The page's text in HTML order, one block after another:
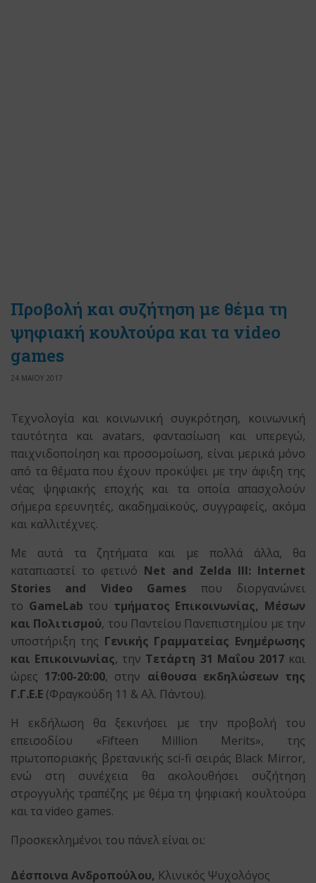
Προβολή και συζήτηση με θέμα τη
ψηφιακή κουλτούρα και τα video
games
24 ΜΑΪΟΥ 2017
Τεχνολογία και κοινωνική συγκρότηση, κοινωνική
ταυτότητα και avatars, φαντασίωση και υπερεγώ,
παιχνιδοποίηση και προσομοίωση, είναι μερικά μόνο
από τα θέματα που έχουν προκύψει με την άφιξη της
νέας ψηφιακής εποχής και τα οποία απασχολούν
σήμερα ερευνητές, ακαδημαϊκούς, συγγραφείς, ακόμα
και καλλιτέχνες.
Με αυτά τα ζητήματα και με πολλά άλλα, θα
καταπιαστεί το φετινό Net and Zelda III: Internet
Stories and Video Games που διοργανώνει
το GameLab του τμήματος Επικοινωνίας, Μέσων
και Πολιτισμού, του Παντείου Πανεπιστημίου με την
υποστήριξη της Γενικής Γραμματείας Ενημέρωσης
και Επικοινωνίας, την Τετάρτη 31 Μαΐου 2017και
ώρες 17:00-20:00, στην αίθουσα εκδηλώσεων της
Γ.Γ.Ε.Ε (Φραγκούδη 11 & Αλ. Πάντου).
Η εκδήλωση θα ξεκινήσει με την προβολή του
επεισοδίου «Fifteen Million Merits», της
πρωτοποριακής βρετανικής sci-fi σειράς Black Mirror,
ενώ στη συνέχεια θα ακολουθήσει συζήτηση
στρογγυλής τραπέζης με θέμα τη ψηφιακή κουλτούρα
και τα video games.
Προσκεκλημένοι του πάνελ είναι οι:
Δέσποινα Ανδροπούλου, Κλινικός Ψυχολόγος